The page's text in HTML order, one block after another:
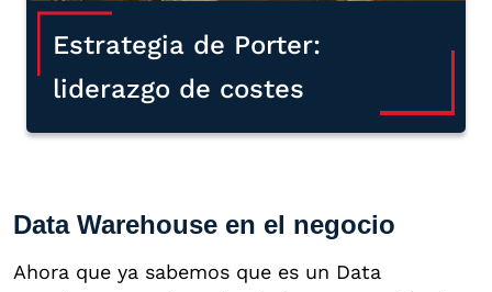
Estrategia de Porter:
liderazgo de costes
Data Warehouse en el negocio
Ahora que ya sabemos que es un Data